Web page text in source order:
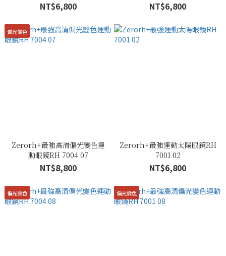
NT$6,800 NT$6,800
偏光變色
Zerorh+最強高清偏光變色運
動眼鏡RH 7004 07
NT$8,800
Zerorh+最強運動太陽眼鏡RH
7001 02
NT$6,800
偏光變色 偏光變色